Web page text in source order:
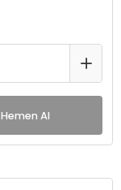
Hemen Al